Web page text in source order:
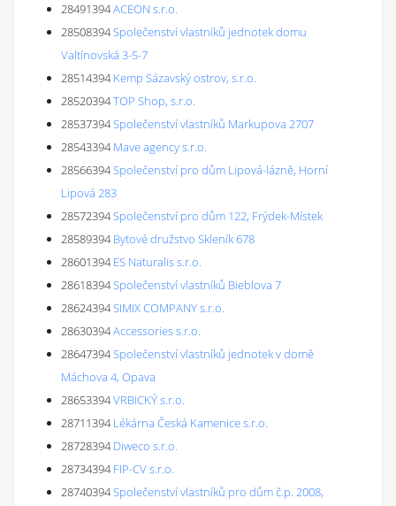
28491394ACEON s.r.o.
28508394Společenství vlastníků jednotek domu
Valtínovská 3-5-7
28514394 Kemp Sázavský ostrov, s.r.o.
28520394TOP Shop, s.r.o.
28537394Společenství vlastníků Markupova 2707
28543394 Mave agency s.r.o.
28566394Společenství pro dům Lipová-lázně, Horní
Lipová 283
28572394Společenství pro dům 122, Frýdek-Místek
28589394 Bytové družstvo Skleník 678
28601394 ES Naturalis s.r.o.
28618394Společenství vlastníků Bieblova 7
28624394SIMIX COMPANY s.r.o.
28630394Accessories s.r.o.
28647394Společenství vlastníků jednotek v domě
Máchova 4, Opava
28653394VRBICKÝ s.r.o.
28711394 Lékárna Česká Kamenice s.r.o.
28728394 Diweco s.r.o.
28734394 FIP-CV s.r.o.
28740394Společenství vlastníků pro dům č.p. 2008,